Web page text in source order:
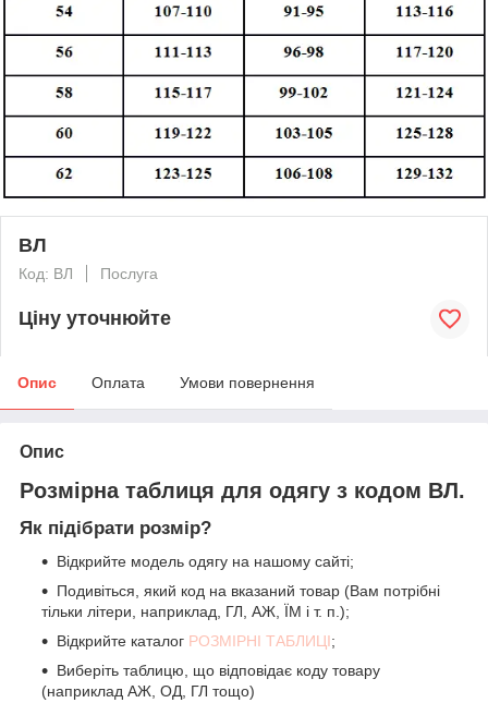
ВЛ
Код: ВЛ Послуга
Ціну уточнюйте
Опис Оплата Умови повернення
Опис
Розмірна таблиця для одягу з кодом ВЛ.
Як підібрати розмір?
Відкрийте модель одягу на нашому сайті;
Подивіться, який код на вказаний товар (Вам потрібні
тільки літери, наприклад, ГЛ, АЖ, ЇМ і т. п.);
Відкрийте каталог РОЗМІРНІ ТАБЛИЦІ;
Виберіть таблицю, що відповідає коду товару
(наприклад АЖ, ОД, ГЛ тощо)